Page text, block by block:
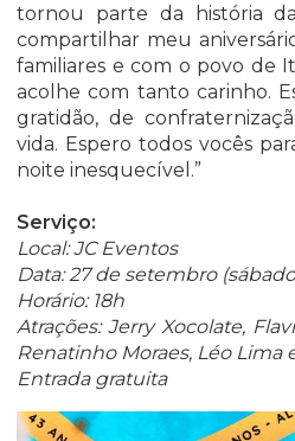
tornou parte da história
compartilhar meu
familiares e com o povo de
acolhe com tanto carinho.
gratidão, de
vida. Espero todos vocês
noite inesquecível.”
Serviço:
Local: JC Eventos
Data: 27 de setembro
Horário: 18h
Atrações: Jerry Xocolate,
Renatinho Moraes, Léo Lima
Entrada gratuita